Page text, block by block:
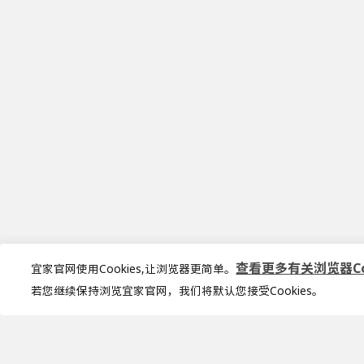
宜家官网使用Cookies,让浏览器更简单。查看更多有关浏览器
若您继续保持浏览宜家官网，我们将默认您接受Cookies。